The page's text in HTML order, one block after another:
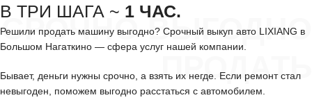
СРОЧНО ВЫГОДНО
ПРОДАТЬ
В ТРИ ШАГА ~ 1 ЧАС.
Решили продать машину выгодно? Срочный выкуп авто LIXIANG в
Большом Нагаткино — сфера услуг нашей компании.
Бывает, деньги нужны срочно, а взять их негде. Если ремонт стал
невыгоден, поможем выгодно расстаться с автомобилем.